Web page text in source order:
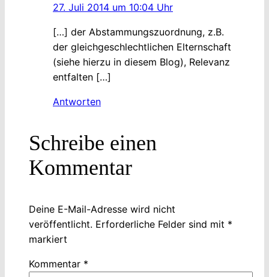
27. Juli 2014 um 10:04 Uhr
[…] der Abstammungszuordnung, z.B.
der gleichgeschlechtlichen Elternschaft
(siehe hierzu in diesem Blog), Relevanz
entfalten […]
Antworten
Schreibe einen
Kommentar
Deine E-Mail-Adresse wird nicht
veröffentlicht. Erforderliche Felder sind mit *
markiert
Kommentar *